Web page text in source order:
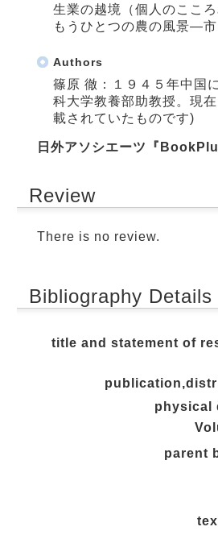
生業の越境（個人のここ
もうひとつの農の風景―市
Authors
篠原 徹：１９４５年中国
科大学教養部助教授。現
載されていたものです)
日外アソシエーツ『
Review
There is no review.
Bibliography Details
title and statement of
physical
parent